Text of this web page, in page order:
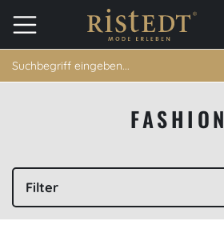
FASHION
Filter